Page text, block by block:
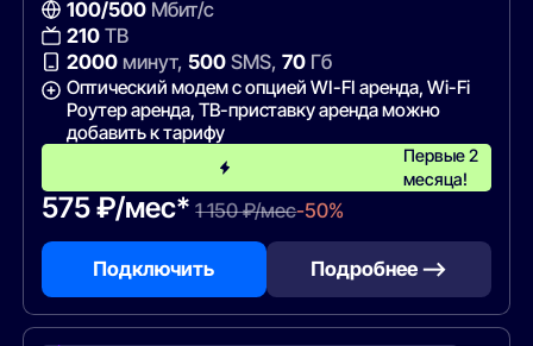
100/500Мбит/с
210ТВ
2000минут, 500SMS, 70Гб
Оптический модем с опцией WI-FI аренда, Wi-Fi
Роутер аренда, ТВ-приставку аренда можно
добавить к тарифу
Первые 2
месяца!
575 ₽/мес* 1 150 ₽/мес-50%
Подключить Подробнее —>